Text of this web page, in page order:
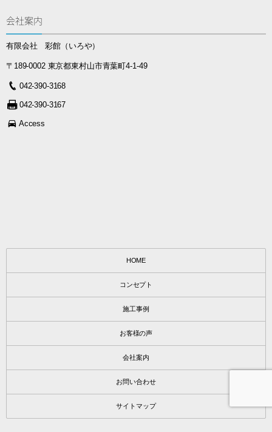
会社案内
有限会社 彩館（いろや）
〒189-0002 東京都東村山市青葉町4-1-49
042-390-3168
042-390-3167
Access
HOME
コンセプト
施工事例
お客様の声
会社案内
お問い合わせ
サイトマップ